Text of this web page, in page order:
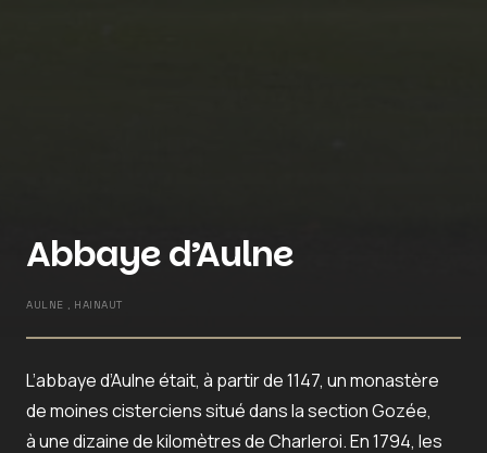
Abbaye d’Aulne
AULNE , HAINAUT
L’abbaye d’Aulne était, à partir de 1147, un monastère
de moines cisterciens situé dans la section Gozée,
à une dizaine de kilomètres de Charleroi. En 1794, les